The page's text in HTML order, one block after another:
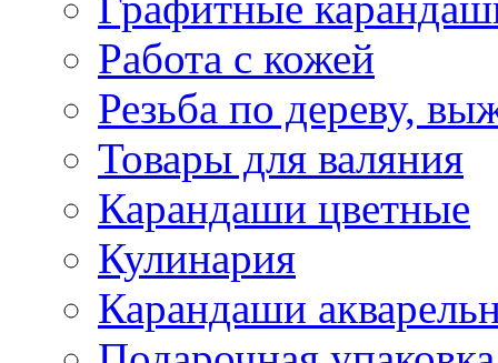
Работа с кожей
Резьба по дереву,
Товары для валяния
Карандаши цветные
Кулинария
Карандаши